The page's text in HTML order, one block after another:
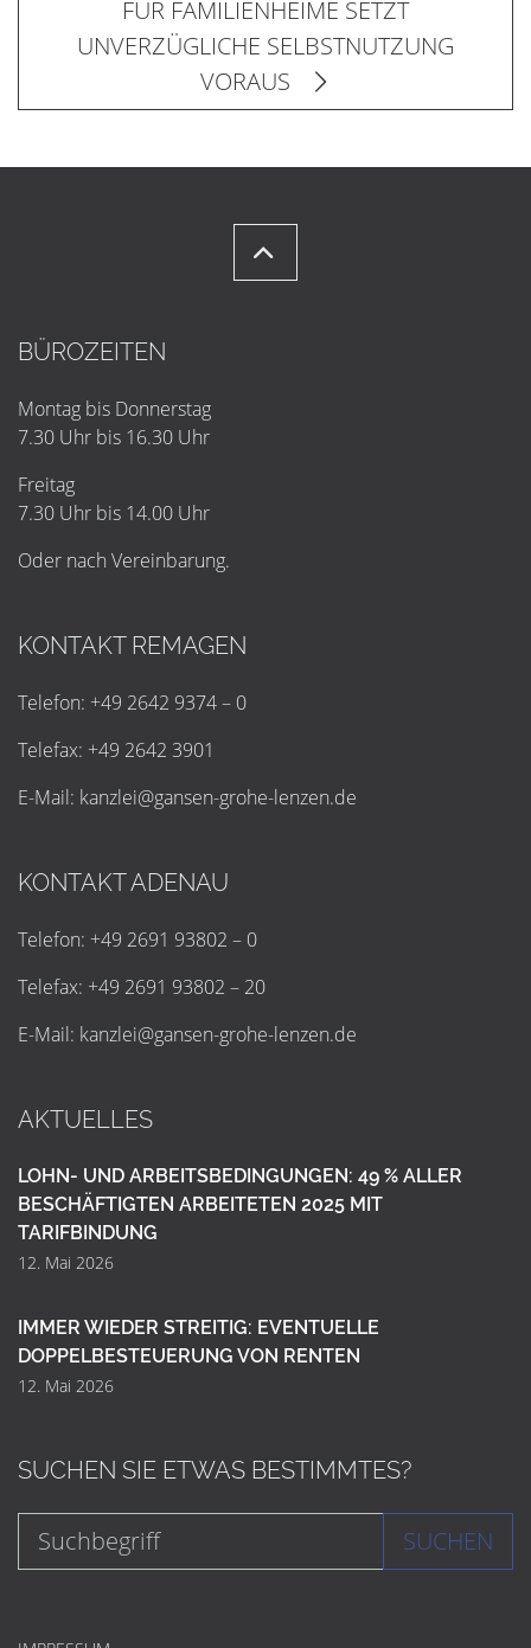
FÜR FAMILIENHEIME SETZT
UNVERZÜGLICHE SELBSTNUTZUNG
VORAUS
BÜROZEITEN
Montag bis Donnerstag
7.30 Uhr bis 16.30 Uhr
Freitag
7.30 Uhr bis 14.00 Uhr
Oder nach Vereinbarung.
KONTAKT REMAGEN
Telefon: +49 2642 9374 – 0
Telefax: +49 2642 3901
E-Mail: kanzlei@gansen-grohe-lenzen.de
KONTAKT ADENAU
Telefon: +49 2691 93802 – 0
Telefax: +49 2691 93802 – 20
E-Mail: kanzlei@gansen-grohe-lenzen.de
AKTUELLES
LOHN- UND ARBEITSBEDINGUNGEN: 49 % ALLER
BESCHÄFTIGTEN ARBEITETEN 2025 MIT
TARIFBINDUNG
12. Mai 2026
IMMER WIEDER STREITIG: EVENTUELLE
DOPPELBESTEUERUNG VON RENTEN
12. Mai 2026
SUCHEN SIE ETWAS BESTIMMTES?
SUCHEN